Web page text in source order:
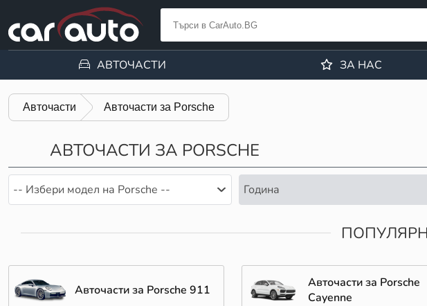
АВТОЧАСТИ ЗА НАС
Авточасти Авточасти за Porsche
АВТОЧАСТИ ЗА PORSCHE
-- Избери модел на Porsche -- Година
Авточасти за Porsche 911
Авточасти за Porsche
Cayenne